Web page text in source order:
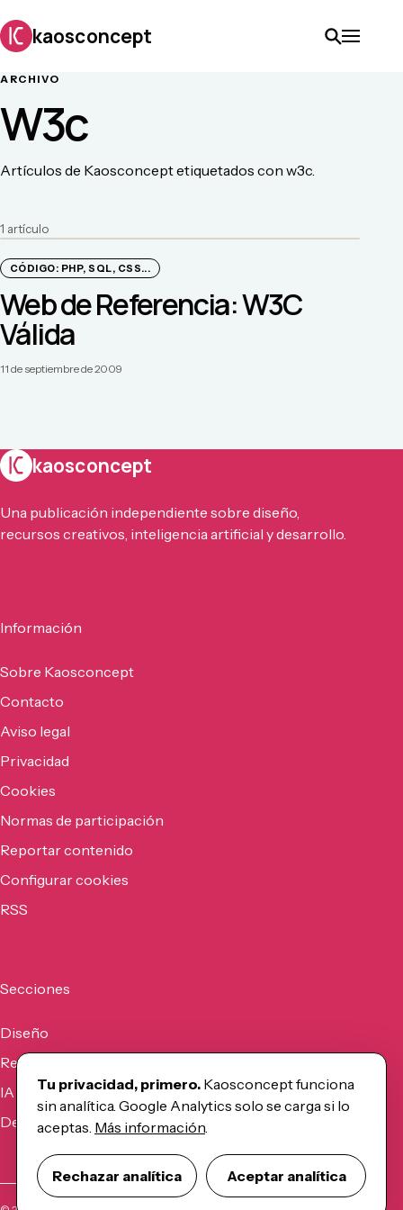
kaosconcept
ARCHIVO
W3c
Artículos de Kaosconcept etiquetados con w3c.
1 artículo
CÓDIGO: PHP, SQL, CSS...
Web de Referencia: W3C
Válida
11 de septiembre de 2009
kaosconcept
Una publicación independiente sobre diseño,
recursos creativos, inteligencia artificial y desarrollo.
Información
Sobre Kaosconcept
Contacto
Aviso legal
Privacidad
Cookies
Normas de participación
Reportar contenido
Configurar cookies
RSS
Secciones
Diseño
Recursos
IA
Desarrollo
Tu privacidad, primero. Kaosconcept funciona
sin analítica. Google Analytics solo se carga si lo
aceptas. Más información.
Rechazar analítica Aceptar analítica